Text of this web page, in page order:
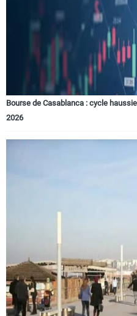
Bourse de Casablanca : cycle
2026